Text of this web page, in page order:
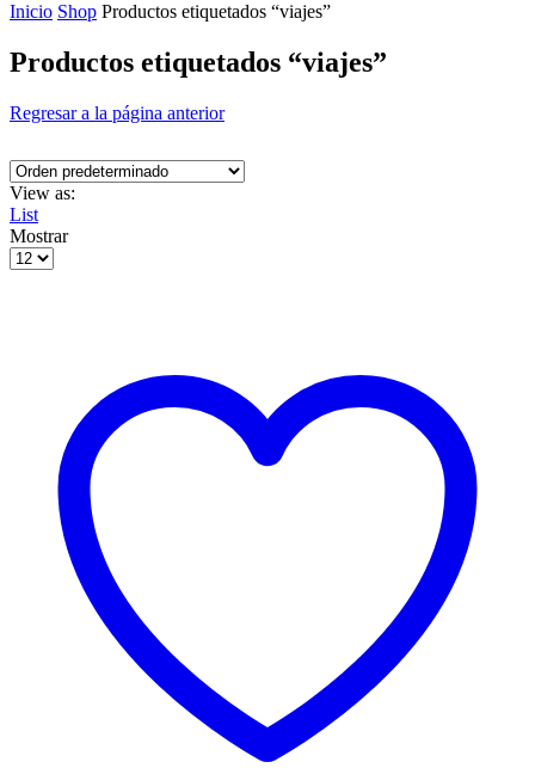
Inicio Shop Productos etiquetados “viajes”
Productos etiquetados “viajes”
Regresar a la página anterior
View as:
List
Mostrar
Products